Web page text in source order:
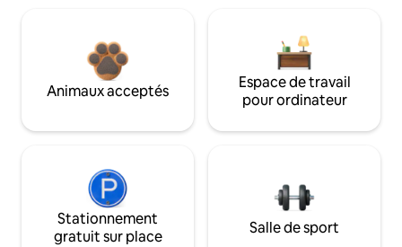
Animaux acceptés
Espace de travail
pour ordinateur
Stationnement
gratuit sur place
Salle de sport